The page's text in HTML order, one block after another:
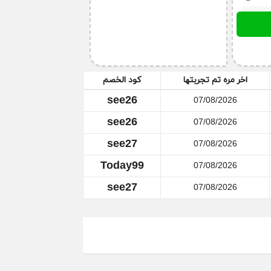
الحصرية على موقعنا.
بالكود، ويمكنك إستخدام كوبون خصم
وحدد الكمية المطلوبة وأضفها إلى عربة
صحيح، ثم إضغط على تأكيد الطلب.
% لكل
اخر مره تم تجربتها
كود الخصم
07/08/2026
see26
07/08/2026
see26
07/08/2026
see27
07/08/2026
Today99
07/08/2026
see27